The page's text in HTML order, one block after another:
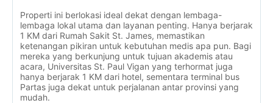
Properti ini berlokasi ideal dekat dengan lembaga-
lembaga lokal utama dan layanan penting. Hanya berjarak
1 KM dari Rumah Sakit St. James, memastikan
ketenangan pikiran untuk kebutuhan medis apa pun. Bagi
mereka yang berkunjung untuk tujuan akademis atau
acara, Universitas St. Paul Vigan yang terhormat juga
hanya berjarak 1 KM dari hotel, sementara terminal bus
Partas juga dekat untuk perjalanan antar provinsi yang
mudah.